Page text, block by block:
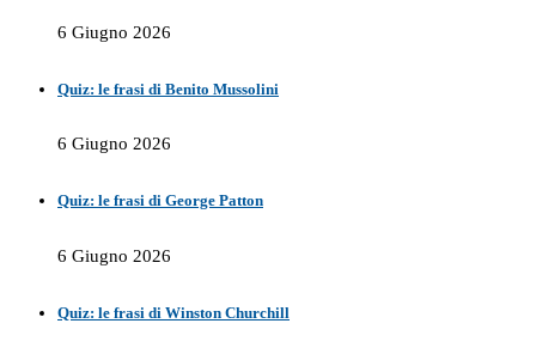
6 Giugno 2026
Quiz: le frasi di Benito Mussolini
6 Giugno 2026
Quiz: le frasi di George Patton
6 Giugno 2026
Quiz: le frasi di Winston Churchill